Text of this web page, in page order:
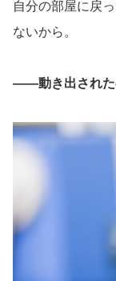
自分の部屋に戻
ないから。
――動き出された